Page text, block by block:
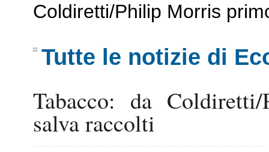
Coldiretti/Philip Morris
Tutte le notizie di
Tabacco: da
salva raccolti